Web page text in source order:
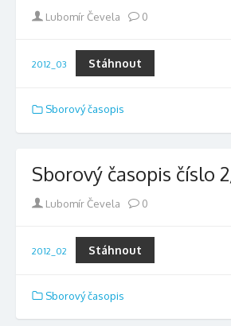
Author
Lubomír Čevela 0
2012_03 Stáhnout
Sborový časopis
Sborový časopis číslo
Author
Lubomír Čevela 0
2012_02 Stáhnout
Sborový časopis